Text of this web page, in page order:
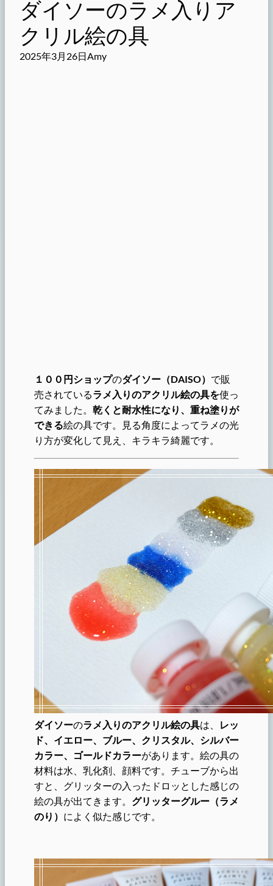
ダイソーのラメ入りア
クリル絵の具
2025年3月26日Amy
１００円ショップのダイソー（DAISO） で販
売されているラメ入りのアクリル絵の具を使っ
てみました。 乾くと耐水性になり、重ね塗りが
できる絵の具です。見る角度によってラメの光
り方が変化して見え、キラキラ綺麗です。
ダイソーのラメ入りのアクリル絵の具は、
レッ
ド、イエロー、ブルー、クリスタル、シルバー
カラー、ゴールドカラーがあります。絵の具の
材料は水、乳化剤、顔料です。チューブから出
すと、グリッターの入ったドロッとした感じの
絵の具が出てきます。 グリッターグルー（ラメ
のり） によく似た感じです。